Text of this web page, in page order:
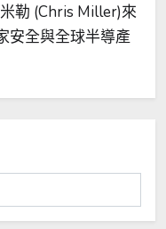
勒 (Chris Miller)來
安全與全球半導產